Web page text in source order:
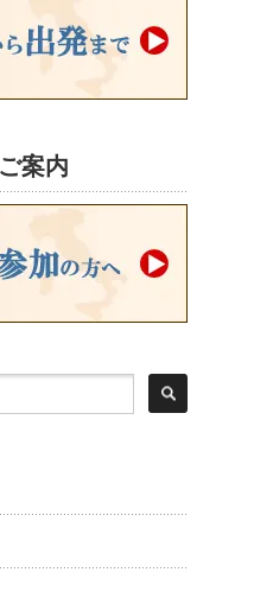
案内